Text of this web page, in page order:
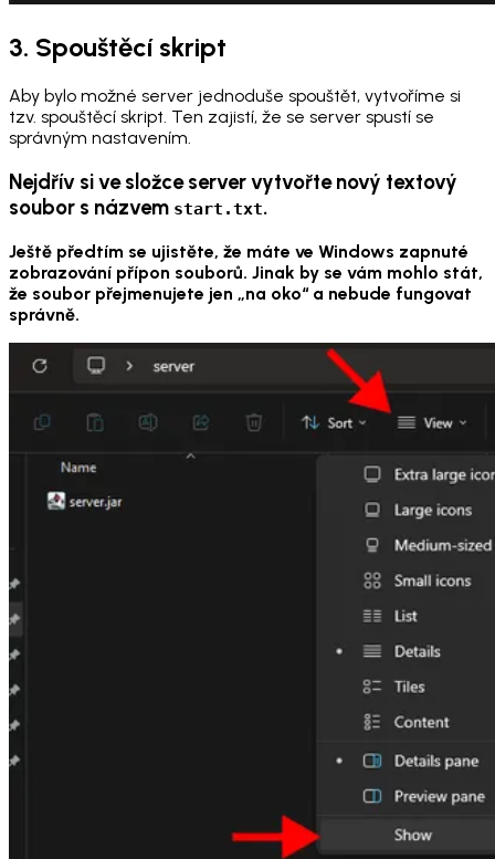
3. Spouštěcí skript
Aby bylo možné server jednoduše spouštět, vytvoříme si
tzv. spouštěcí skript. Ten zajistí, že se server spustí se
správným nastavením.
Nejdřív si ve složce server vytvořte nový textový
soubor s názvem start.txt.
Ještě předtím se ujistěte, že máte ve Windows zapnuté
zobrazování přípon souborů. Jinak by se vám mohlo stát,
že soubor přejmenujete jen „na oko“ a nebude fungovat
správně.